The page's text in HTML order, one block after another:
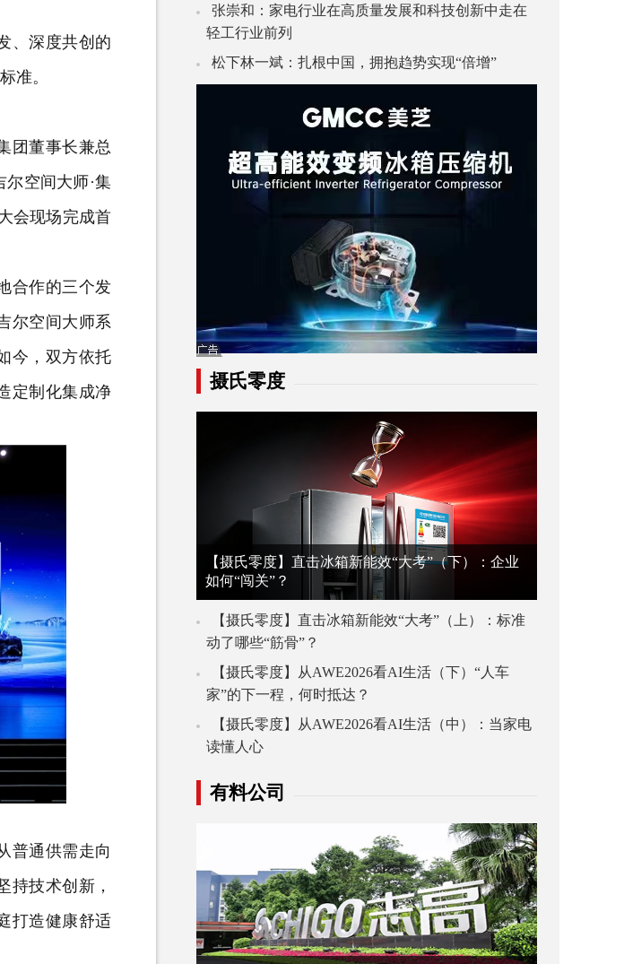
、深度共创的
准。
团董事长兼总
空间大师·集
会现场完成首
合作的三个发
尔空间大师系
今，双方依托
定制化集成净
普通供需走向
持技术创新，
打造健康舒适
张崇和：家电行业在高质量发展和科技创新中走在
轻工行业前列
松下林一斌：扎根中国，拥抱趋势实现“倍增”
摄氏零度
【摄氏零度】直击冰箱新能效“大考”（下）：企业
如何“闯关”？
【摄氏零度】直击冰箱新能效“大考”（上）：标准
动了哪些“筋骨”？
【摄氏零度】从AWE2026看AI生活（下）“人车
家”的下一程，何时抵达？
【摄氏零度】从AWE2026看AI生活（中）：当家电
读懂人心
有料公司